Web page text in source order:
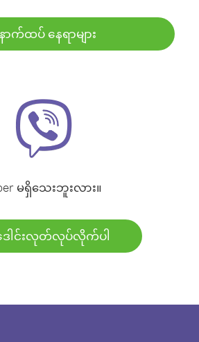
ာက်ထပ် နေရာများ
မရှိသေးဘူးလား။
ေါင်းလုတ်လုပ်လိုက်ပါ